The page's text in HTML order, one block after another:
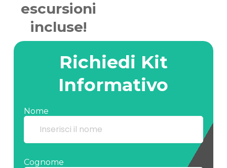
escursioni
incluse!
Richiedi Kit
Informativo
Nome
Cognome